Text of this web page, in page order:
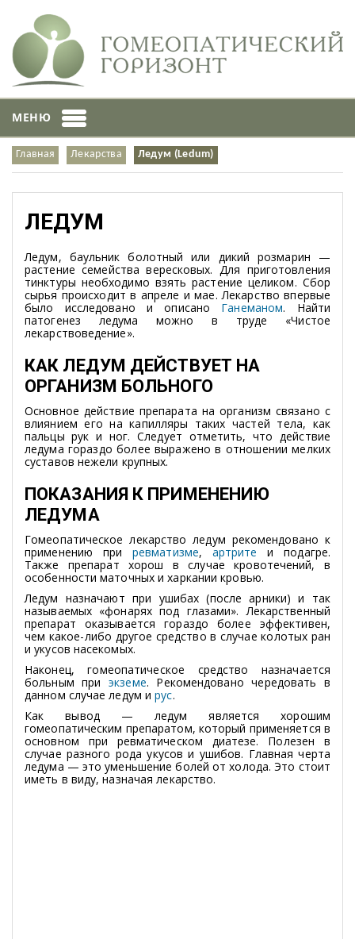
МЕНЮ
Главная Лекарства Ледум (Ledum)
ЛЕДУМ
Ледум, баульник болотный или дикий розмарин —
растение семейства вересковых. Для приготовления
тинктуры необходимо взять растение целиком. Сбор
сырья происходит в апреле и мае. Лекарство впервые
было исследовано и описано Ганеманом. Найти
патогенез ледума можно в труде «Чистое
лекарствоведение».
КАК ЛЕДУМ ДЕЙСТВУЕТ НА
ОРГАНИЗМ БОЛЬНОГО
Основное действие препарата на организм связано с
влиянием его на капилляры таких частей тела, как
пальцы рук и ног. Следует отметить, что действие
ледума гораздо более выражено в отношении мелких
суставов нежели крупных.
ПОКАЗАНИЯ К ПРИМЕНЕНИЮ
ЛЕДУМА
Гомеопатическое лекарство ледум рекомендовано к
применению при ревматизме, артритеи подагре.
Также препарат хорош в случае кровотечений, в
особенности маточных и харкании кровью.
Ледум назначают при ушибах (после арники) и так
называемых «фонарях под глазами». Лекарственный
препарат оказывается гораздо более эффективен,
чем какое-либо другое средство в случае колотых ран
и укусов насекомых.
Наконец, гомеопатическое средство назначается
больным приэкземе. Рекомендовано чередовать в
данном случае ледум ирус.
Как вывод — ледум является хорошим
гомеопатическим препаратом, который применяется в
основном при ревматическом диатезе. Полезен в
случае разного рода укусов и ушибов. Главная черта
ледума — это уменьшение болей от холода. Это стоит
иметь в виду, назначая лекарство.